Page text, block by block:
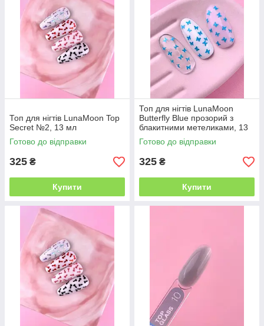
Топ для нігтів LunaMoon Top
Secret №2, 13 мл
Готово до відправки
325 ₴
Купити
Топ для нігтів LunaMoon
Butterfly Blue прозорий з
блакитними метеликами, 13
мл
Готово до відправки
325 ₴
Купити